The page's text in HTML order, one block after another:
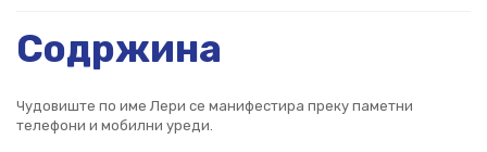
Содржина
Чудовиште по име Лери се манифестира преку паметни
телефони и мобилни уреди.